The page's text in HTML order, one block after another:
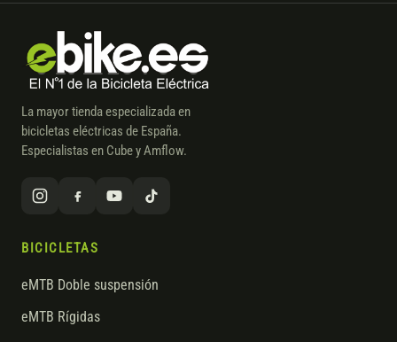
La mayor tienda especializada en
bicicletas eléctricas de España.
Especialistas en Cube y Amflow.
BICICLETAS
eMTB Doble suspensión
eMTB Rígidas